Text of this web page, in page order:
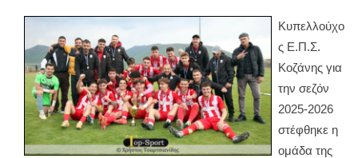
Κυπελλούχο
ς Ε.Π.Σ.
Κοζάνης για
την σεζόν
2025-2026
στέφθηκε η
ομάδα της